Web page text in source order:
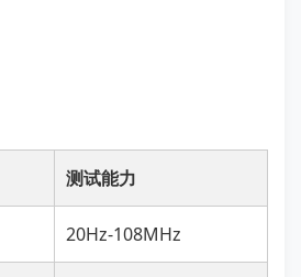
测试能力
20Hz-108MHz